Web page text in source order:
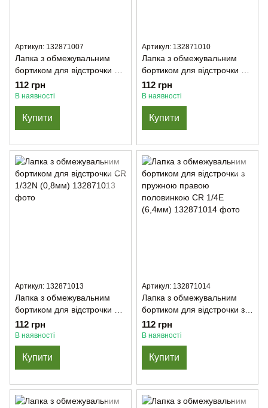
Артикул: 132871007
Лапка з обмежувальним
бортиком для відстрочки CL
5/16Е (7,9мм)
112 грн
В наявності
Купити
Артикул: 132871010
Лапка з обмежувальним
бортиком для відстрочки c
пружною правою
половинкою CR 1/16N
(1,6мм)
112 грн
В наявності
Купити
Артикул: 132871013
Лапка з обмежувальним
бортиком для відстрочки CR
1/32N (0,8мм)
112 грн
В наявності
Купити
Артикул: 132871014
Лапка з обмежувальним
бортиком для відстрочки з
пружною правою
половинкою CR 1/4E
(6,4мм)
112 грн
В наявності
Купити